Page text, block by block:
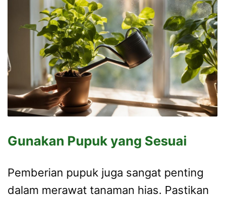
Gunakan Pupuk yang Sesuai
Pemberian pupuk juga sangat penting
dalam merawat tanaman hias. Pastikan